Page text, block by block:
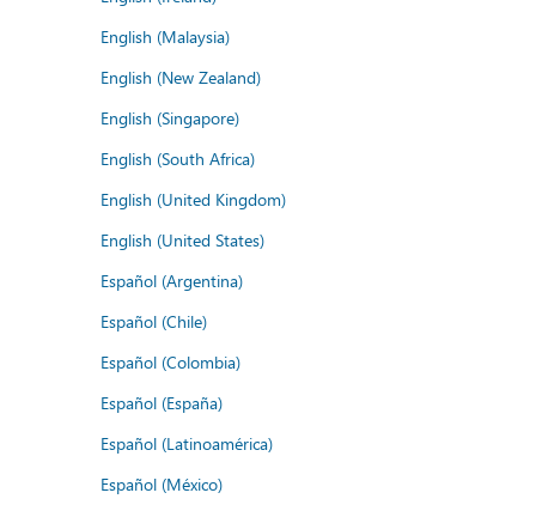
English (Malaysia)
English (New Zealand)
English (Singapore)
English (South Africa)
English (United Kingdom)
English (United States)
Español (Argentina)
Español (Chile)
Español (Colombia)
Español (España)
Español (Latinoamérica)
Español (México)